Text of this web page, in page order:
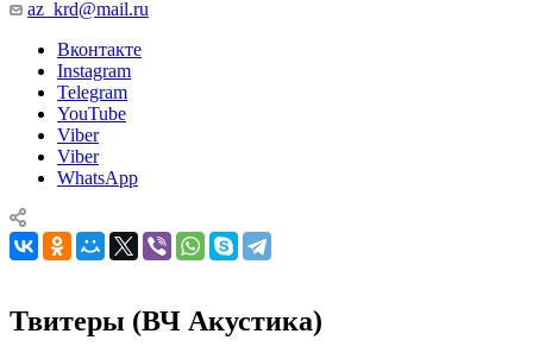
az_krd@mail.ru
Вконтакте
Instagram
Telegram
YouTube
Viber
Viber
WhatsApp
Твитеры (ВЧ Акустика)